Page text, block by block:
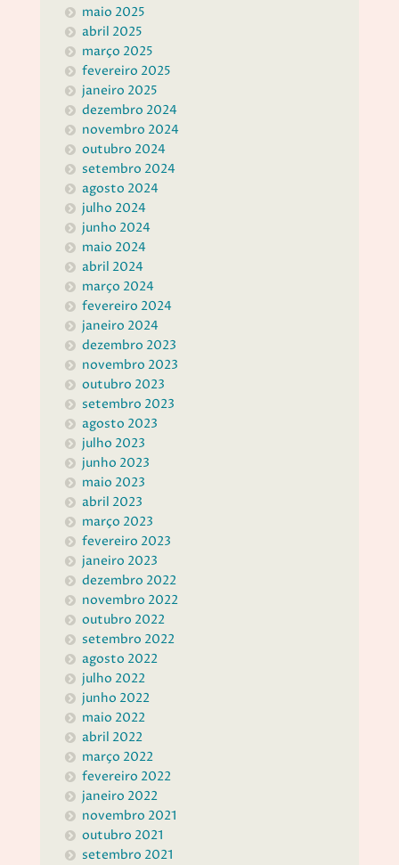
maio 2025
abril 2025
março 2025
fevereiro 2025
janeiro 2025
dezembro 2024
novembro 2024
outubro 2024
setembro 2024
agosto 2024
julho 2024
junho 2024
maio 2024
abril 2024
março 2024
fevereiro 2024
janeiro 2024
dezembro 2023
novembro 2023
outubro 2023
setembro 2023
agosto 2023
julho 2023
junho 2023
maio 2023
abril 2023
março 2023
fevereiro 2023
janeiro 2023
dezembro 2022
novembro 2022
outubro 2022
setembro 2022
agosto 2022
julho 2022
junho 2022
maio 2022
abril 2022
março 2022
fevereiro 2022
janeiro 2022
novembro 2021
outubro 2021
setembro 2021